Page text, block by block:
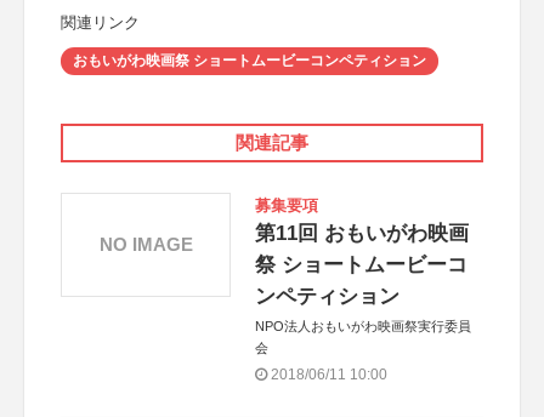
関連リンク
おもいがわ映画祭 ショートムービーコンペティション
関連記事
募集要項
第11回 おもいがわ映画
祭 ショートムービーコ
ンペティション
NPO法人おもいがわ映画祭実行委員
会
2018/06/11 10:00
NO IMAGE